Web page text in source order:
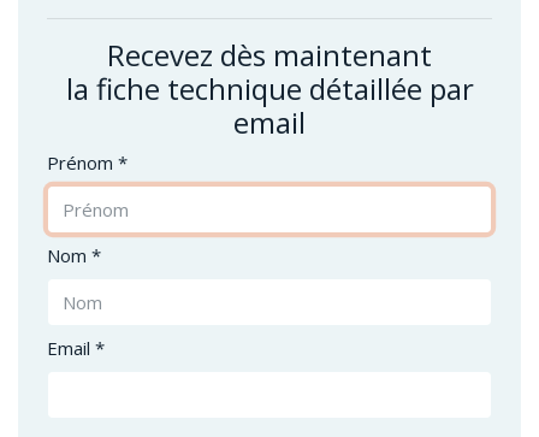
Recevez dès maintenant
la fiche technique détaillée par
email
Prénom *
Nom *
Email *